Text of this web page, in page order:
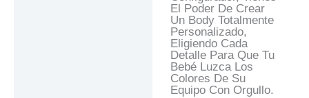
El Poder De Crear
Un Body Totalmente
Personalizado,
Eligiendo Cada
Detalle Para Que Tu
Bebé Luzca Los
Colores De Su
Equipo Con Orgullo.